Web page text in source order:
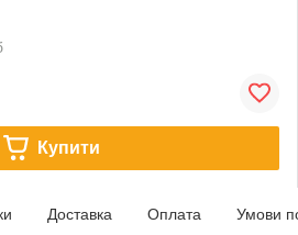
Купити
Доставка Оплата Умови